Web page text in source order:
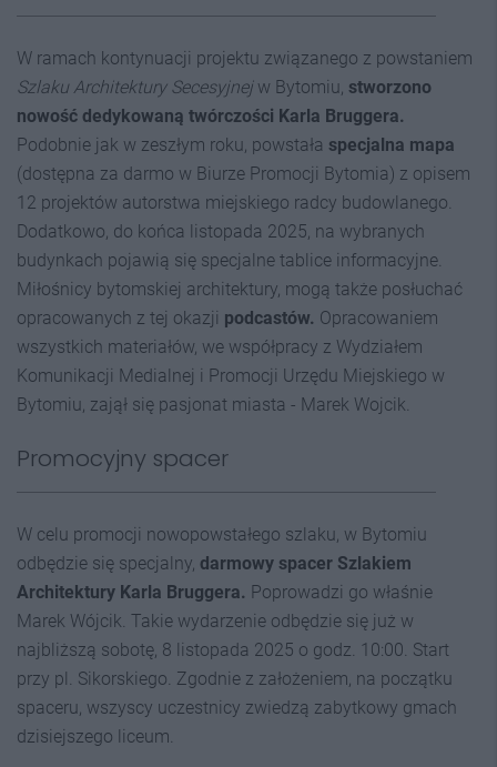
W ramach kontynuacji projektu związanego z powstaniem
Szlaku Architektury Secesyjnejw Bytomiu, stworzono
nowość dedykowaną twórczości Karla Bruggera.
Podobnie jak w zeszłym roku, powstała specjalna mapa
(dostępna za darmo w Biurze Promocji Bytomia) z opisem
12 projektów autorstwa miejskiego radcy budowlanego.
Dodatkowo, do końca listopada 2025, na wybranych
budynkach pojawią się specjalne tablice informacyjne.
Miłośnicy bytomskiej architektury, mogą także posłuchać
opracowanych z tej okazji podcastów. Opracowaniem
wszystkich materiałów, we współpracy z Wydziałem
Komunikacji Medialnej i Promocji Urzędu Miejskiego w
Bytomiu, zajął się pasjonat miasta - Marek Wojcik.
Promocyjny spacer
W celu promocji nowopowstałego szlaku, w Bytomiu
odbędzie się specjalny, darmowy spacer Szlakiem
Architektury Karla Bruggera. Poprowadzi go właśnie
Marek Wójcik. Takie wydarzenie odbędzie się już w
najbliższą sobotę, 8 listopada 2025 o godz. 10:00. Start
przy pl. Sikorskiego. Zgodnie z założeniem, na początku
spaceru, wszyscy uczestnicy zwiedzą zabytkowy gmach
dzisiejszego liceum.